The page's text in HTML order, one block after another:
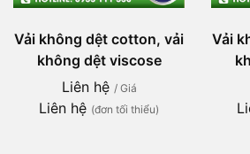
Vải không dệt cotton, vải
không dệt viscose
Liên hệ / Giá
Liên hệ (đơn tối thiểu)
Vải